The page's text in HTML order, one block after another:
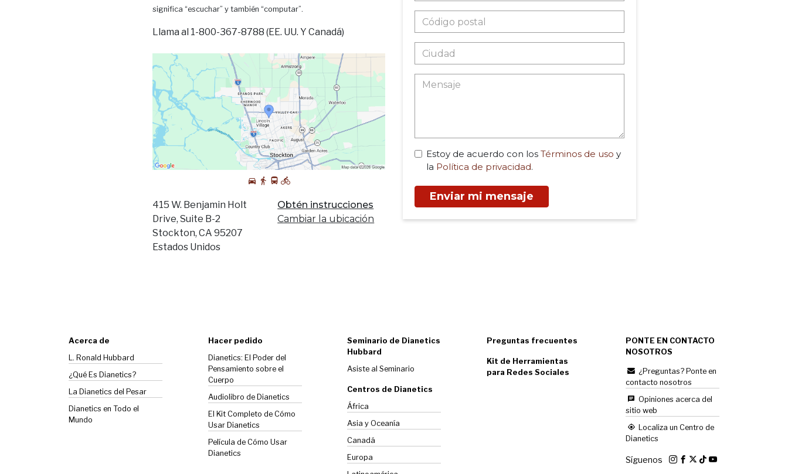
significa “escuchar” y también “computar”.
Llama al 1-800-367-8788 (EE. UU. Y Canadá)
415 W. Benjamin Holt
Drive, Suite B-2
Stockton, CA 95207
Estados Unidos
Obtén instrucciones
Cambiar la ubicación
Estoy de acuerdo con los Términos de uso y
la Política de privacidad.
Enviar mi mensaje
Acerca de
L. Ronald Hubbard
¿Qué Es Dianetics?
La Dianetics del Pesar
Dianetics en Todo el
Mundo
Hacer pedido
Dianetics: El Poder del
Pensamiento sobre el
Cuerpo
Audiolibro de Dianetics
El Kit Completo de Cómo
Usar Dianetics
Película de Cómo Usar
Dianetics
Seminario de Dianetics
Hubbard
Asiste al Seminario
Centros de Dianetics
África
Asia y Oceanía
Canadá
Europa
Preguntas frecuentes
Kit de Herramientas
para Redes Sociales
PONTE EN CONTACTO
NOSOTROS
¿Preguntas? Ponte en
contacto nosotros
Opiniones acerca del
sitio web
Localiza un Centro de
Dianetics
Síguenos